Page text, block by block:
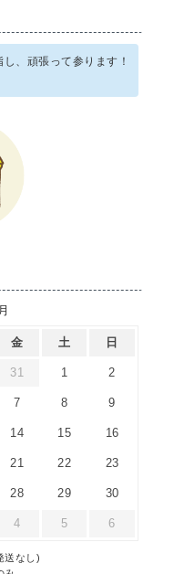
、頑張って参ります！
金 土 日
31 1 2
7 8 9
14 15 16
21 22 23
28 29 30
4 5 6
送なし)